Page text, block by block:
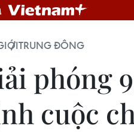
TRUNG ĐÔNG
phóng
cuộc